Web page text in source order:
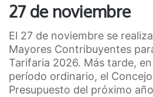
27 de noviembre
El 27 de noviembre se
Mayores Contribuyentes
Tarifaria 2026. Más tarde,
período ordinario, el
Presupuesto del próximo año